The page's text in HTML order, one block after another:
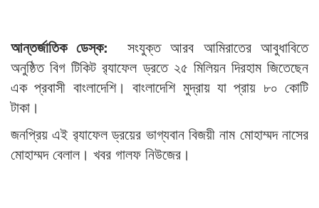
আন্তর্জাতিক ডেস্ক: সংযুক্ত আরব আমিরাতের আবুধাবিতে
অনুষ্ঠিত বিগ টিকিট র‌্যাফেল ড্রতে ২৫ মিলিয়ন দিরহাম জিতেছেন
এক প্রবাসী বাংলাদেশি। বাংলাদেশি মুদ্রায় যা প্রায় ৮০ কোটি
টাকা।
জনপ্রিয় এই র‌্যাফেল ড্রয়ের ভাগ্যবান বিজয়ী নাম মোহাম্মদ নাসের
মোহাম্মদ বেলাল। খবর গালফ নিউজের।